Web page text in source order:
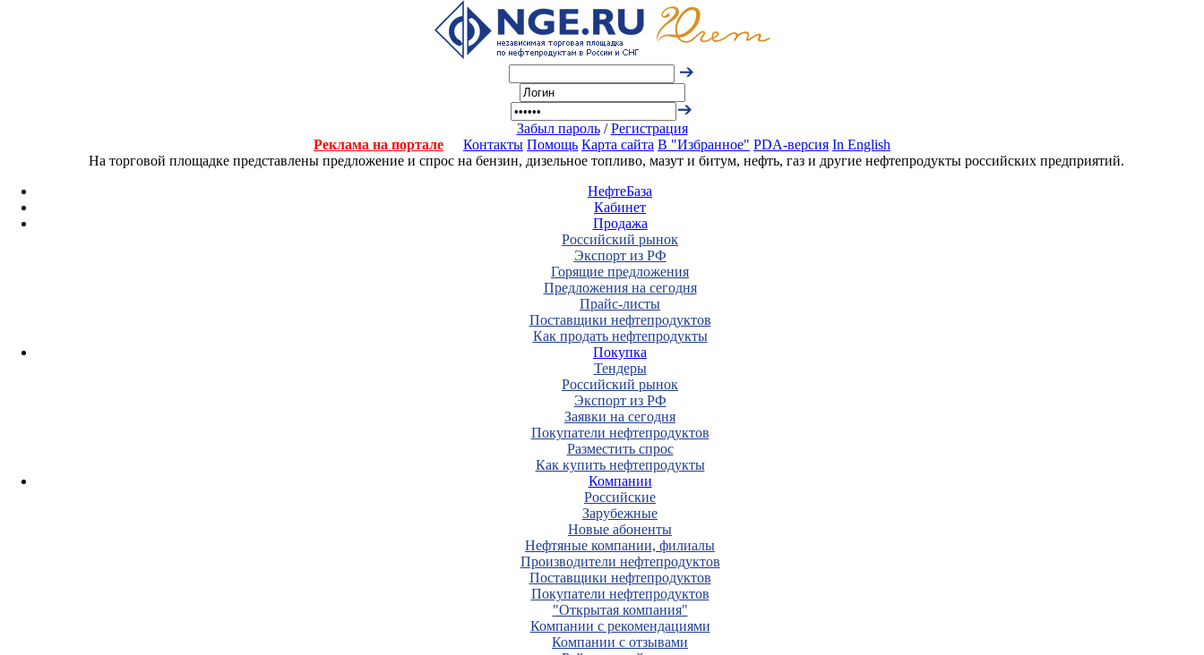
Забыл пароль/Регистрация
Реклама на портале
Контакты Помощь Карта сайта В "Избранное" PDA-версия In English
На торговой площадке представлены предложение и спрос на бензин, дизельное топливо, мазут и битум, нефть, газ и другие нефтепродукты российских предприятий.
НефтеБаза
Кабинет
Продажа
Российский рынок
Экспорт из РФ
Горящие предложения
Предложения на сегодня
Прайс-листы
Поставщики нефтепродуктов
Как продать нефтепродукты
Покупка
Тендеры
Российский рынок
Экспорт из РФ
Заявки на сегодня
Покупатели нефтепродуктов
Разместить спрос
Как купить нефтепродукты
Компании
Российские
Зарубежные
Новые абоненты
Нефтяные компании, филиалы
Производители нефтепродуктов
Поставщики нефтепродуктов
Покупатели нефтепродуктов
"Открытая компания"
Компании с рекомендациями
Компании с отзывами